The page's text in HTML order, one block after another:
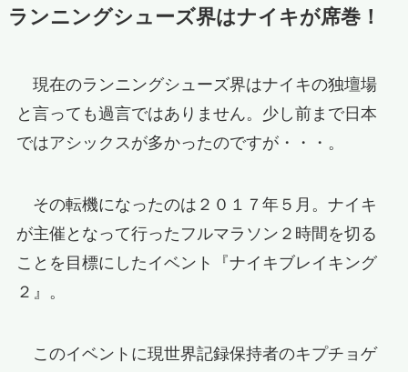
ランニングシューズ界はナイキが席巻！
現在のランニングシューズ界はナイキの独壇場
と言っても過言ではありません。少し前まで日本
ではアシックスが多かったのですが・・・。
その転機になったのは２０１７年５月。ナイキ
が主催となって行ったフルマラソン２時間を切る
ことを目標にしたイベント『ナイキブレイキング
２』。
このイベントに現世界記録保持者のキプチョゲ